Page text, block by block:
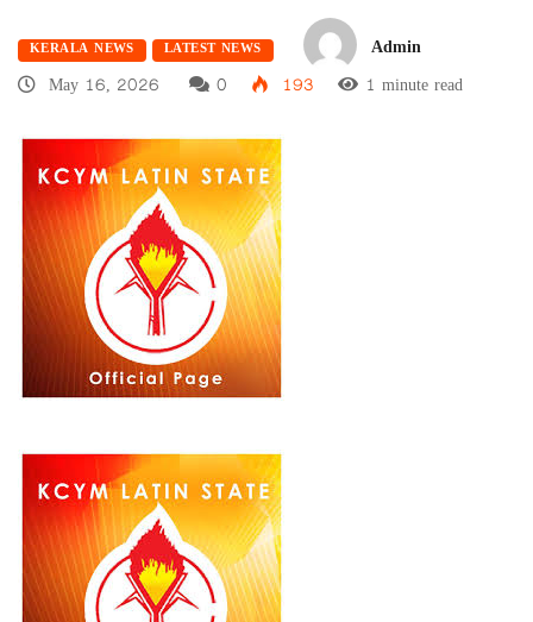
KERALA NEWS LATEST NEWS
Admin
May 16, 2026
0 193 1 minute read